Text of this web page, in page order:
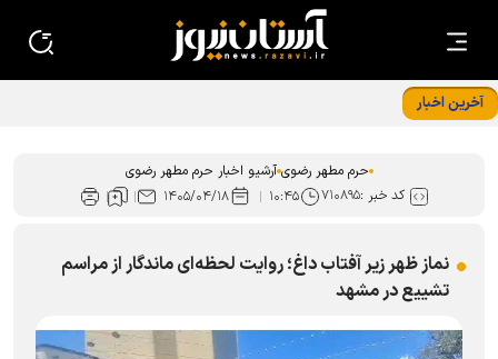
آخرین اخبار
حرم مطهر رضوی آرشیو اخبار حرم مطهر رضوی
کد خبر :۷۱۰۸۹۵ ۱۰:۴۵ ۱۴۰۵/۰۴/۱۸
نماز ظهر زیر آفتاب داغ؛ روایت لحظه‌ای ماندگار از مراسم
تشییع در مشهد